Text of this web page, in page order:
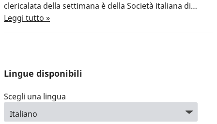
clericalata della settimana è della Società italiana di…
Leggi tutto »
Lingue disponibili
Scegli una lingua